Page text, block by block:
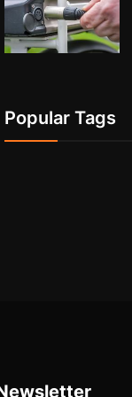
Popular Tags